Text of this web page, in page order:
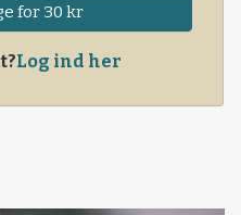
for 30 kr
Log ind her